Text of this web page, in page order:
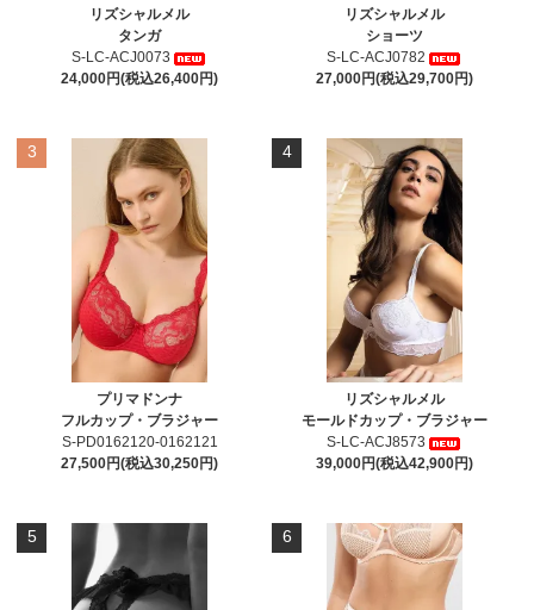
リズシャルメル
タンガ
S-LC-ACJ0073
24,000円(税込26,400円)
リズシャルメル
ショーツ
S-LC-ACJ0782
27,000円(税込29,700円)
3
プリマドンナ
フルカップ・ブラジャー
S-PD0162120-0162121
27,500円(税込30,250円)
4
リズシャルメル
モールドカップ・ブラジャー
S-LC-ACJ8573
39,000円(税込42,900円)
5 6